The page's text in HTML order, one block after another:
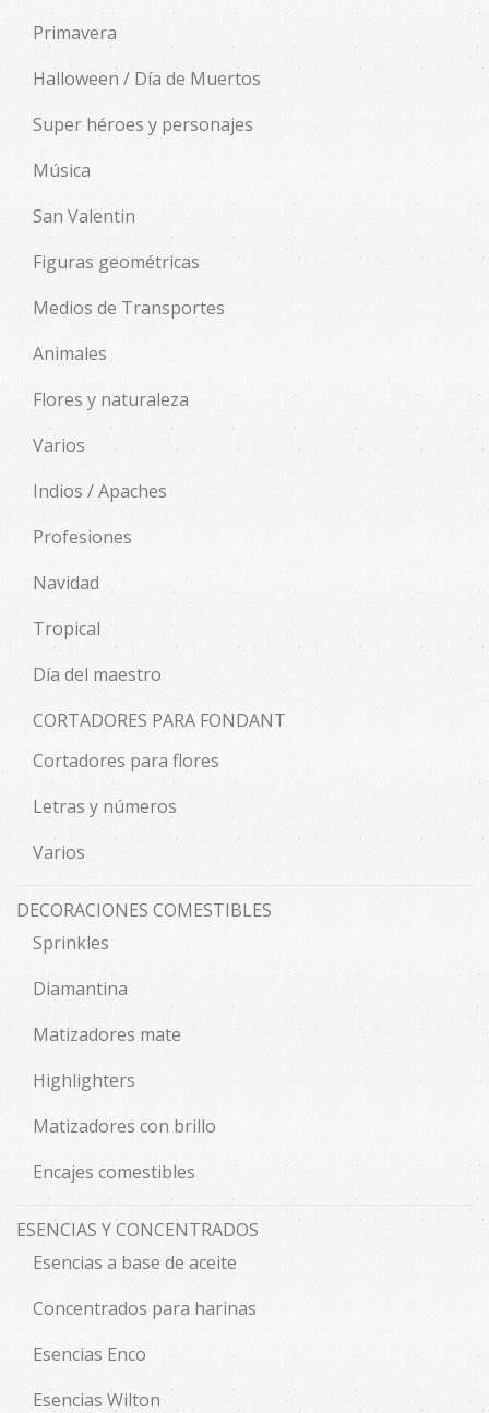
Primavera
Halloween / Día de Muertos
Super héroes y personajes
Música
San Valentin
Figuras geométricas
Medios de Transportes
Animales
Flores y naturaleza
Varios
Indios / Apaches
Profesiones
Navidad
Tropical
Día del maestro
CORTADORES PARA FONDANT
Cortadores para flores
Letras y números
Varios
DECORACIONES COMESTIBLES
Sprinkles
Diamantina
Matizadores mate
Highlighters
Matizadores con brillo
Encajes comestibles
ESENCIAS Y CONCENTRADOS
Esencias a base de aceite
Concentrados para harinas
Esencias Enco
Esencias Wilton